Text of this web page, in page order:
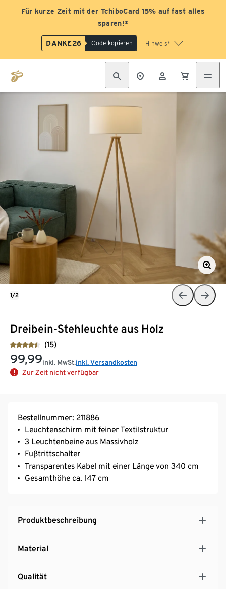
Für kurze Zeit mit der TchiboCard 15% auf fast alles
sparen!*
DANKE26 Code kopieren Hinweis*
Dreibein-Stehleuchte aus Holz
(15)
99,99inkl. MwSt.inkl. Versandkosten
Zur Zeit nicht verfügbar
1/2
Bestellnummer: 211886
Leuchtenschirm mit feiner Textilstruktur
3 Leuchtenbeine aus Massivholz
Fußtrittschalter
Transparentes Kabel mit einer Länge von 340 cm
Gesamthöhe ca. 147 cm
Produktbeschreibung
Material
Qualität